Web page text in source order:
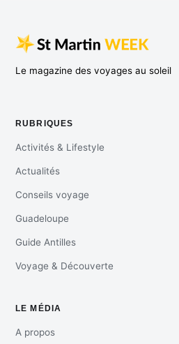
Le magazine des voyages au soleil
RUBRIQUES
Activités & Lifestyle
Actualités
Conseils voyage
Guadeloupe
Guide Antilles
Voyage & Découverte
LE MÉDIA
A propos